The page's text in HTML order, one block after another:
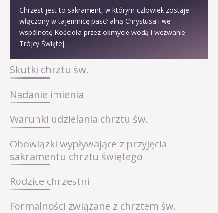
Chrzest jest to sakrament, w którym człowiek zostaje
włączony w tajemnicę paschalną Chrystusa i we
wspólnotę Kościoła przez obmycie wodą i wezwanie
Trójcy Świętej.
Skutki chrztu św.
Nadanie imienia
Warunki udzielania chrztu św.
Obowiązki wypływające z przyjęcia
sakramentu chrztu świętego
Rodzice chrzestni
Formalności związane z chrztem św.